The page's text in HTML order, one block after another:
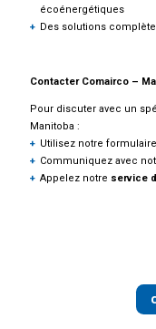
écoénergétiques
Des solutions
Contacter Comairco –
Pour discuter avec un
Manitoba :
Utilisez notre
Communiquez avec
Appelez notre service